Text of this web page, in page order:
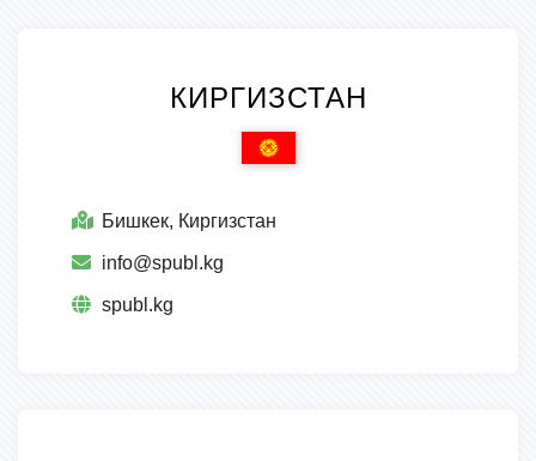
КИРГИЗСТАН
Бишкек, Киргизстан
info@spubl.kg
spubl.kg